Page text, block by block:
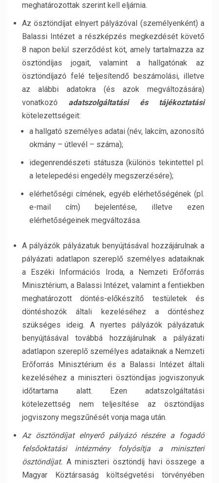
meghatározottak szerint kell eljárnia.
Az ösztöndíjat elnyert pályázóval (személyenként) a
Balassi Intézet a részképzés megkezdését követő
8 napon belül szerződést köt, amely tartalmazza az
ösztöndíjas jogait, valamint a hallgatónak az
ösztöndíjazó felé teljesítendő beszámolási, illetve
az alábbi adatokra (és azok megváltozására)
vonatkozó adatszolgáltatási és tájékoztatási
kötelezettségeit:
a hallgató személyes adatai (név, lakcím, azonosító
okmány – útlevél – száma);
idegenrendészeti státusza (különös tekintettel pl.
a letelepedési engedély megszerzésére);
elérhetőségi címének, egyéb elérhetőségének (pl.
e-mail cím) bejelentése, illetve ezen
elérhetőségeinek megváltozása.
A pályázók pályázatuk benyújtásával hozzájárulnak a
pályázati adatlapon szereplő személyes adataiknak
a Eszéki Információs Iroda, a Nemzeti Erőforrás
Minisztérium, a Balassi Intézet, valamint a fentiekben
meghatározott döntés-előkészítő testületek és
döntéshozók általi kezeléséhez a döntéshez
szükséges ideig. A nyertes pályázók pályázatuk
benyújtásával továbbá hozzájárulnak a pályázati
adatlapon szereplő személyes adataiknak a Nemzeti
Erőforrás Minisztérium és a Balassi Intézet általi
kezeléséhez a miniszteri ösztöndíjas jogviszonyuk
időtartama alatt. Ezen adatszolgáltatási
kötelezettség nem teljesítése az ösztöndíjas
jogviszony megszűnését vonja maga után.
Az ösztöndíjat elnyerő pályázó részére a fogadó
felsőoktatási intézmény folyósítja a miniszteri
ösztöndíjat. A miniszteri ösztöndíj havi összege a
Magyar Köztársaság költségvetési törvényében